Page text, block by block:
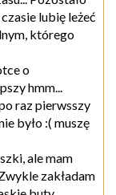
lubię leżeć
którego
o
hmm...
raz pierwsszy
było :( muszę
ale mam
zakładam